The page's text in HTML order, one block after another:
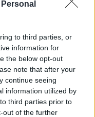
to third parties, or
information for
the below opt-out
note that after your
continue seeing
information utilized by
third parties prior to
out of the further